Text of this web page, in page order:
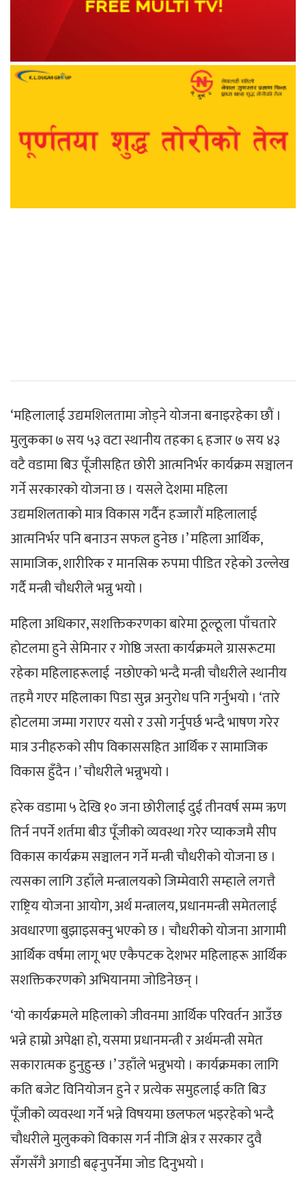
‘महिलालाई उद्यमशिलतामा जाेड्ने याेजना बनाइरहेका छाैं ।
मुलुकका ७ सय ५३ वटा स्थानीय तहका ६ हजार ७ सय ४३
वटै वडामा बिउ पूँजीसहित छोरी आत्मनिर्भर कार्यक्रम सञ्चालन
गर्ने सरकारको योजना छ । यसले देशमा महिला
उद्यमशिलताकाे मात्र विकास गर्दैन हज्जाराैं महिलालाई
आत्मनिर्भर पनि बनाउन सफल हुनेछ ।’ महिला आर्थिक,
सामाजिक, शारीरिक र मानसिक रुपमा पीडित रहेको उल्लेख
गर्दै मन्त्री चौधरीले भन्नु भयाे ।
महिला अधिकार, सशक्तिकरणका बारेमा ठूल्ठूला पाँचतारे
हाेटलमा हुने सेमिनार र गाेष्ठि जस्ता कार्यक्रमले ग्रासरूटमा
रहेका महिलाहरूलाई नछाेएकाे भन्दै मन्त्री चाैधरीले स्थानीय
तहमै गएर महिलाका पिडा सुन्न अनुराेध पनि गर्नुभयाे । ‘तारे
होटलमा जम्मा गराएर यसो र उसो गर्नुपर्छ भन्दै भाषण गरेर
मात्र उनीहरुको सीप विकाससहित आर्थिक र सामाजिक
विकास हुँदैन ।’ चाैधरीले भन्नुभयाे ।
हरेक वडामा ५ देखि १० जना छोरीलाई दुई तीनवर्ष सम्म ऋण
तिर्न नपर्ने शर्तमा बीउ पूँजीको व्यवस्था गरेर प्याकजमै सीप
विकास कार्यक्रम सञ्चालन गर्ने मन्त्री चाैधरीकाे याेजना छ ।
त्यसका लागि उहाँले मन्त्रालयकाे जिम्मेवारी सम्हाले लगत्तै
राष्ट्रिय याेजना आयाेग, अर्थ मन्त्रालय, प्रधानमन्त्री समेतलाई
अवधारणा बुझाइसक्नु भएकाे छ । चाैधरीकाे याेजना आगामी
आर्थिक वर्षमा लागू भए एकैपटक देशभर महिलाहरू आर्थिक
सशक्तिकरणकाे अभियानमा जाेडिनेछन् ।
‘याे कार्यक्रमले महिलाकाे जीवनमा आर्थिक परिवर्तन आउँछ
भन्ने हाम्रो अपेक्षा हो, यसमा प्रधानमन्त्री र अर्थमन्त्री समेत
सकारात्मक हुनुहुन्छ ।’ उहाँले भन्नुभयाे । कार्यक्रमका लागि
कति बजेट विनियोजन हुने र प्रत्येक समुहलाई कति बिउ
पूँजीको व्यवस्था गर्ने भन्ने विषयमा छलफल भइरहेकाे भन्दै
चाैधरीले मुलुककाे विकास गर्न नीजि क्षेत्र र सरकार दुवै
सँगसँगै अगाडी बढ्नुपर्नेमा जाेड दिनुभयाे ।